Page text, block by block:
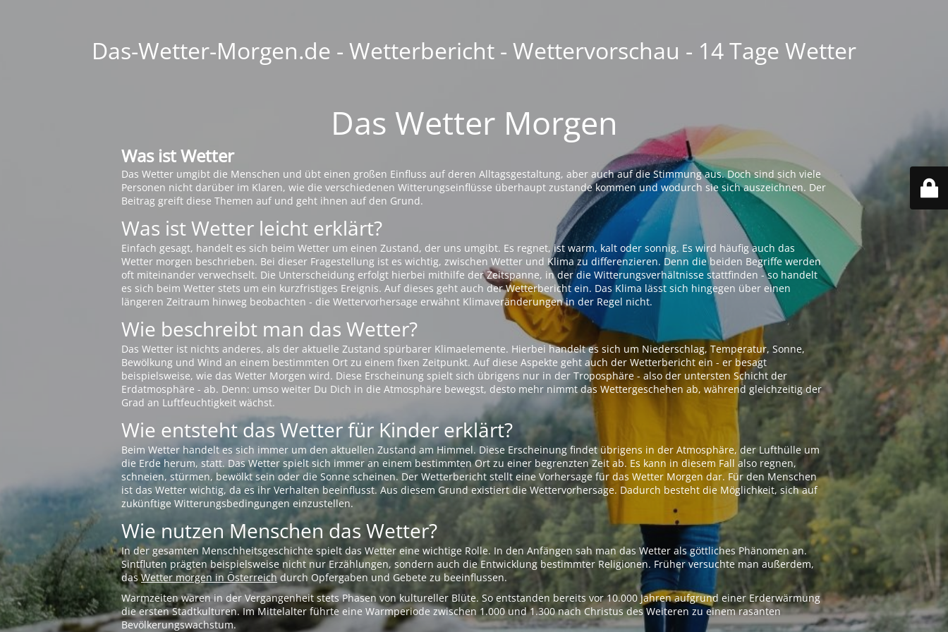
Das-Wetter-Morgen.de - Wetterbericht - Wettervorschau - 14 Tage Wetter
Das Wetter Morgen
Was ist Wetter
Das Wetter umgibt die Menschen und übt einen großen Einfluss auf deren Alltagsgestaltung, aber auch auf die Stimmung aus. Doch sind sich viele
Personen nicht darüber im Klaren, wie die verschiedenen Witterungseinflüsse überhaupt zustande kommen und wodurch sie sich auszeichnen. Der
Beitrag greift diese Themen auf und geht ihnen auf den Grund.
Was ist Wetter leicht erklärt?
Einfach gesagt, handelt es sich beim Wetter um einen Zustand, der uns umgibt. Es regnet, ist warm, kalt oder sonnig. Es wird häufig auch das
Wetter morgen beschrieben. Bei dieser Fragestellung ist es wichtig, zwischen Wetter und Klima zu differenzieren. Denn die beiden Begriffe werden
oft miteinander verwechselt. Die Unterscheidung erfolgt hierbei mithilfe der Zeitspanne, in der die Witterungsverhältnisse stattfinden - so handelt
es sich beim Wetter stets um ein kurzfristiges Ereignis. Auf dieses geht auch der Wetterbericht ein. Das Klima lässt sich hingegen über einen
längeren Zeitraum hinweg beobachten - die Wettervorhersage erwähnt Klimaveränderungen in der Regel nicht.
Wie beschreibt man das Wetter?
Das Wetter ist nichts anderes, als der aktuelle Zustand spürbarer Klimaelemente. Hierbei handelt es sich um Niederschlag, Temperatur, Sonne,
Bewölkung und Wind an einem bestimmten Ort zu einem fixen Zeitpunkt. Auf diese Aspekte geht auch der Wetterbericht ein - er besagt
beispielsweise, wie das Wetter Morgen wird. Diese Erscheinung spielt sich übrigens nur in der Troposphäre - also der untersten Schicht der
Erdatmosphäre - ab. Denn: umso weiter Du Dich in die Atmosphäre bewegst, desto mehr nimmt das Wettergeschehen ab, während gleichzeitig der
Grad an Luftfeuchtigkeit wächst.
Wie entsteht das Wetter für Kinder erklärt?
Beim Wetter handelt es sich immer um den aktuellen Zustand am Himmel. Diese Erscheinung findet übrigens in der Atmosphäre, der Lufthülle um
die Erde herum, statt. Das Wetter spielt sich immer an einem bestimmten Ort zu einer begrenzten Zeit ab. Es kann in diesem Fall also regnen,
schneien, stürmen, bewölkt sein oder die Sonne scheinen. Der Wetterbericht stellt eine Vorhersage für das Wetter Morgen dar. Für den Menschen
ist das Wetter wichtig, da es ihr Verhalten beeinflusst. Aus diesem Grund existiert die Wettervorhersage. Dadurch besteht die Möglichkeit, sich auf
zukünftige Witterungsbedingungen einzustellen.
Wie nutzen Menschen das Wetter?
In der gesamten Menschheitsgeschichte spielt das Wetter eine wichtige Rolle. In den Anfängen sah man das Wetter als göttliches Phänomen an.
Sintfluten prägten beispielsweise nicht nur Erzählungen, sondern auch die Entwicklung bestimmter Religionen. Früher versuchte man außerdem,
dasWetter morgen in Österreichdurch Opfergaben und Gebete zu beeinflussen.
Warmzeiten waren in der Vergangenheit stets Phasen von kultureller Blüte. So entstanden bereits vor 10.000 Jahren aufgrund einer Erderwärmung
die ersten Stadtkulturen. Im Mittelalter führte eine Warmperiode zwischen 1.000 und 1.300 nach Christus des Weiteren zu einem rasanten
Bevölkerungswachstum.